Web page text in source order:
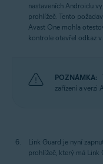
nastaveních Androidu
prohlížeč. Tento
Avast One mohla
kontrole otevřel odkaz
POZNÁMKA:
zařízení a verzi
Link Guard je nyní
prohlížeč, který má Link